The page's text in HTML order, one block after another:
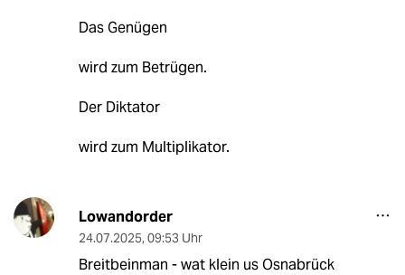
Das Genügen
wird zum Betrügen.
Der Diktator
wird zum Multiplikator.
Lowandorder
24.07.2025, 09:53 Uhr
Breitbeinman - wat klein us Osnabrück